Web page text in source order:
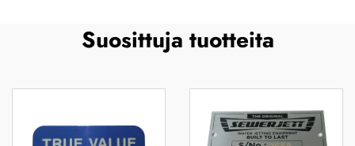
Suosittuja tuotteita